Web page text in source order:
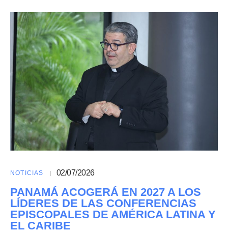
NOTICIAS 02/07/2026
PANAMÁ ACOGERÁ EN 2027 A LOS
LÍDERES DE LAS CONFERENCIAS
EPISCOPALES DE AMÉRICA LATINA Y
EL CARIBE